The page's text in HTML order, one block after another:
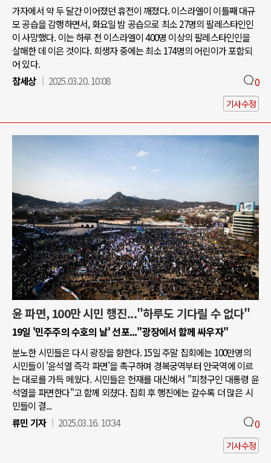
가자에서 약 두 달간 이어졌던 휴전이 깨졌다. 이스라엘이 이틀째 대규
모 공습을 감행하면서, 화요일 밤 공습으로 최소 27명의 팔레스타인인
이 사망했다. 이는 하루 전 이스라엘이 400명 이상의 팔레스타인인을
살해한 데 이은 것이다. 희생자 중에는 최소 174명의 어린이가 포함되
어 있다.
참세상
2025.03.20. 10:08 0
기사수정
윤 파면, 100만 시민 행진..."하루도 기다릴 수 없다"
19일 '민주주의 수호의 날' 선포..."광장에서 함께 싸우자"
분노한 시민들은 다시 광장을 향한다. 15일 주말 집회에는 100만명의
시민들이 '윤석열 즉각 파면'을 촉구하며 경복궁역부터 안국역에 이르
는 대로를 가득 메웠다. 시민들은 헌재를 대신해서 "피청구인 대통령 윤
석열을 파면한다"고 함께 외쳤다. 집회 후 행진에는 갈수록 더 많은 시
민들이 결...
류민 기자
2025.03.16. 10:34 0
기사수정